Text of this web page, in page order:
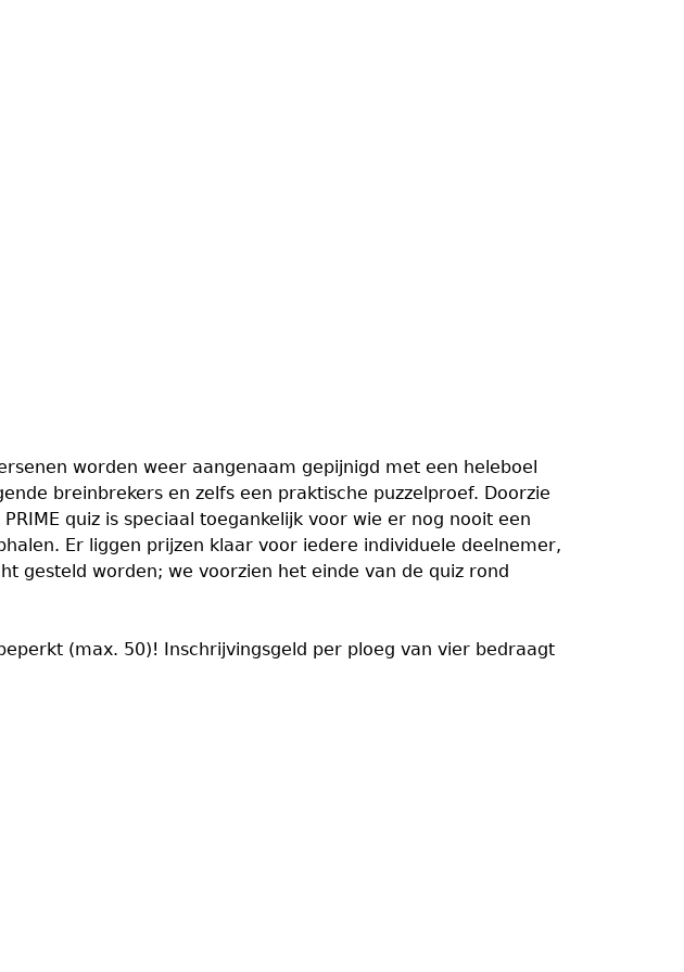
worden weer aangenaam gepijnigd met een heleboel
breinbrekers en zelfs een praktische puzzelproef. Doorzie
quiz is speciaal toegankelijk voor wie er nog nooit een
Er liggen prijzen klaar voor iedere individuele deelnemer,
gesteld worden; we voorzien het einde van de quiz rond
(max. 50)! Inschrijvingsgeld per ploeg van vier bedraagt